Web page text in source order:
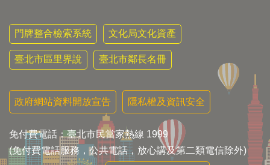
門牌整合檢索系統 文化局文化資產
臺北市區里界說 臺北市鄰長名冊
政府網站資料開放宣告 隱私權及資訊安全
免付費電話：臺北市民當家熱線 1999
(免付費電話服務，公共電話，放心講及第二類電信除外)